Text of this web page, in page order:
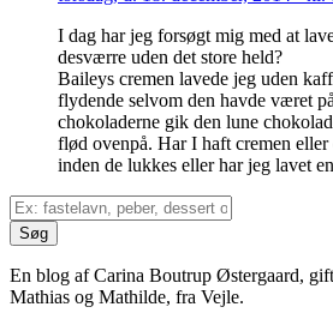
I dag har jeg forsøgt mig med at
desværre uden det store held?
Baileys cremen lavede jeg uden
flydende selvom den havde været
chokoladerne gik den lune
flød ovenpå. Har I haft cremen
inden de lukkes eller har jeg lavet
En blog af Carina Boutrup Østergaard,
Mathias og Mathilde, fra Vejle.